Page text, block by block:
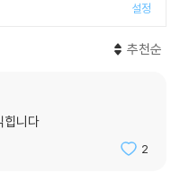
설정
추천순
힙니다
2